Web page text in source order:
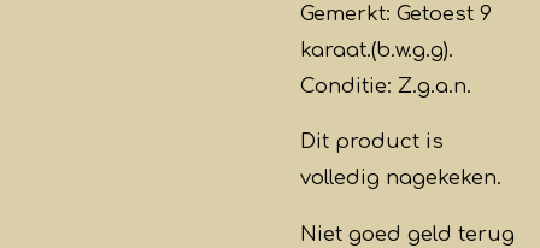
Gemerkt: Getoest 9
karaat.(b.w.g.g).
Conditie: Z.g.a.n.
Dit product is
volledig nagekeken.
Niet goed geld terug